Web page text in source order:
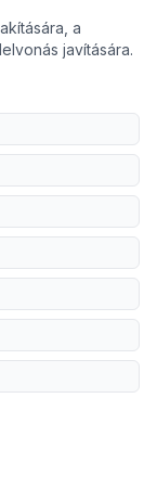
a
javítására.